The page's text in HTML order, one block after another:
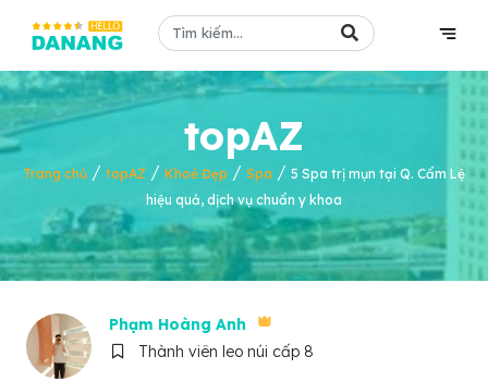
topAZ
Trang chủ / topAZ / Khoẻ Đẹp / Spa / 5 Spa trị mụn tại Q. Cẩm Lệ
hiệu quả, dịch vụ chuẩn y khoa
Phạm Hoàng Anh
Thành viên leo núi cấp 8